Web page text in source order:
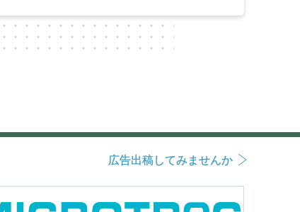
広告出稿してみませんか